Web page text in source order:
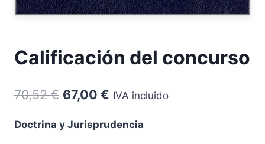
Calificación del concurso
70,52€ El
original
67,00 € El
actual
IVA incluido
Doctrina y Jurisprudencia